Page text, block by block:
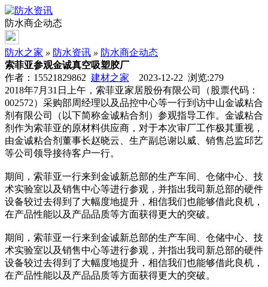
防水商企动态
防水之家 » 防水资讯 » 防水商企动态
索菲亚参观金诚真空吸塑胶厂
作者：15521829862 建材之家 2023-12-22 浏览:279
2018年7月31日上午，索菲亚家居股份有限公司（股票代码：
002572）采购部周经理以及品控中心等一行到访中山金诚粘合
剂有限公司（以下简称金诚粘合剂）参观指导工作。金诚粘合
剂作为索菲亚的原材料供应商，对于本次审厂工作极其重视，
由金诚粘合剂董事长赵晓云、生产副总谢以威、销售总监邱艺
等公司领导接待客户一行。
期间，索菲亚一行来到金诚新总部的生产车间、仓储中心、技
术实验室以及销售中心等进行参观，并指出我司新总部的硬件
设备较过去得到了大幅度地提升，相信我们也能够借此良机，
在产品性能以及产品品质等方面获得更大的突破。
期间，索菲亚一行来到金诚新总部的生产车间、仓储中心、技
术实验室以及销售中心等进行参观，并指出我司新总部的硬件
设备较过去得到了大幅度地提升，相信我们也能够借此良机，
在产品性能以及产品品质等方面获得更大的突破。